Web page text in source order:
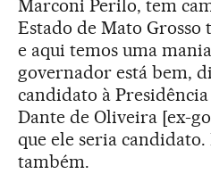
Marconi Perilo, tem
Estado de Mato Grosso
e aqui temos uma
governador está bem,
candidato à
Dante de Oliveira [ex-
que ele seria
também.